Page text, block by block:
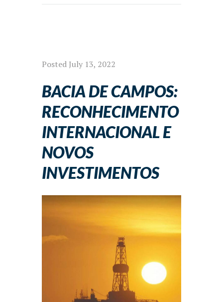
Posted July 13, 2022
BACIA DE CAMPOS:
RECONHECIMENTO
INTERNACIONAL E
NOVOS
INVESTIMENTOS